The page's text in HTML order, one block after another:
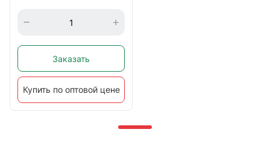
Заказать
Купить по оптовой цене